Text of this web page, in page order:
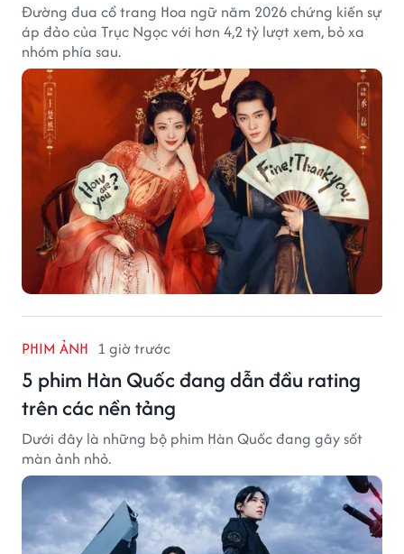
Đường đua cổ trang Hoa ngữ năm 2026 chứng kiến sự
áp đảo của Trục Ngọc với hơn 4,2 tỷ lượt xem, bỏ xa
nhóm phía sau.
PHIM ẢNH 1 giờ trước
5 phim Hàn Quốc đang dẫn đầu rating
trên các nền tảng
Dưới đây là những bộ phim Hàn Quốc đang gây sốt
màn ảnh nhỏ.